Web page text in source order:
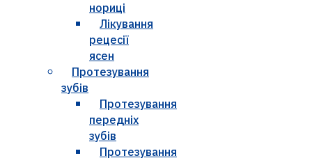
нориці
Лікування
рецесії
ясен
Протезування
зубів
Протезування
передніх
зубів
Протезування